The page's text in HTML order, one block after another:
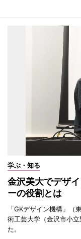
学ぶ・知る
金沢美大でデザ
ーの役割とは
「GKデザイン機構」
術工芸大学（金沢市小
た。